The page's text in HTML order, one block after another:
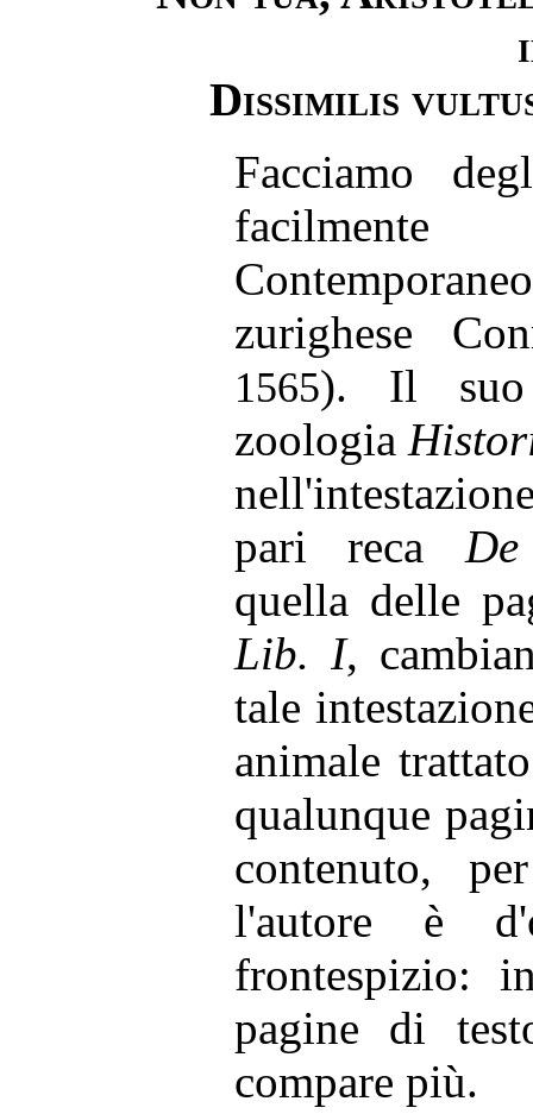
Dissimilis
Facciamo
facilmente
zurighese
1565). Il suo
zoologia
pari reca
quella delle
Lib. I,
tale
animale
qualunque
contenuto,
l'autore è
frontespizio:
pagine di
compare più.